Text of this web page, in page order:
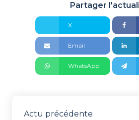
Partager
X
Email
WhatsApp
Actu précédente